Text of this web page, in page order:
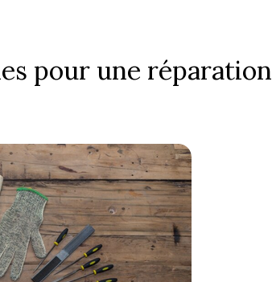
pour une réparation